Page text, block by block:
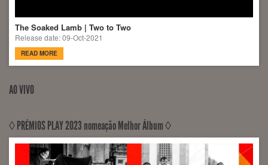
The Soaked Lamb | Two to Two
Release date: 09-Oct-2021
READ MORE
AO VIVO
◊ PRÉMIOS PLAY 2023 nomeação Melhor Álbum ◊